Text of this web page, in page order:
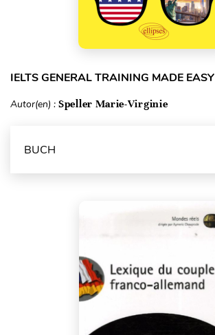
IELTS GENERAL TRAINING MADE EASY
Autor(en) : Speller Marie-Virginie
BUCH